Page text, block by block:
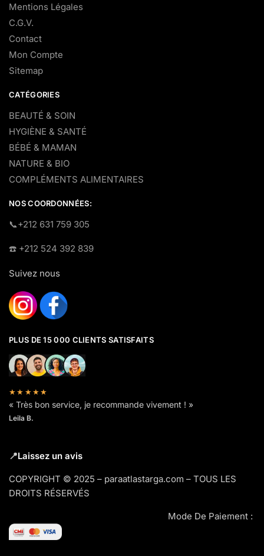
Mentions Légales
C.G.V.
Contact
Mon Compte
Sitemap
CATÉGORIES
BEAUTÉ & SOIN
HYGIÈNE & SANTÉ
BÉBÉ & MAMAN
NATURE & BIO
COMPLÉMENTS ALIMENTAIRES
NOS COORDONNÉES:
​📞+212 631 759 305
☎️​ +212 524 392 839
Suivez nous
PLUS DE 15 000 CLIENTS SATISFAITS
★★★★★
« Très bon service, je recommande vivement ! »
Leila B.
📍Laissez un avis
COPYRIGHT © 2025 – paraatlastarga.com – TOUS LES
DROITS RÉSERVÉS
Mode De Paiement :